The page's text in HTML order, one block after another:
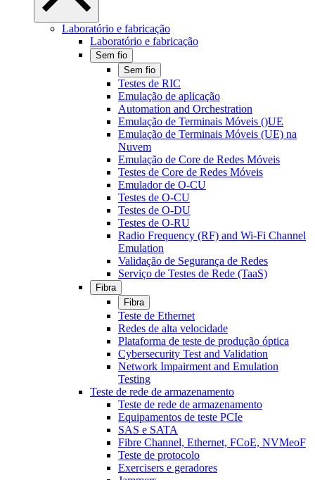
Laboratório e fabricação
Laboratório e fabricação
Sem fio
Sem fio
Testes de RIC
Emulação de aplicação
Automation and Orchestration
Emulação de Terminais Móveis ()UE
Emulação de Terminais Móveis (UE) na
Nuvem
Emulação de Core de Redes Móveis
Testes de Core de Redes Móveis
Emulador de O-CU
Testes de O-CU
Testes de O-DU
Testes de O-RU
Radio Frequency (RF) and Wi-Fi Channel
Emulation
Validação de Segurança de Redes
Serviço de Testes de Rede (TaaS)
Fibra
Fibra
Teste de Ethernet
Redes de alta velocidade
Plataforma de teste de produção óptica
Cybersecurity Test and Validation
Network Impairment and Emulation
Testing
Teste de rede de armazenamento
Teste de rede de armazenamento
Equipamentos de teste PCIe
SAS e SATA
Fibre Channel, Ethernet, FCoE, NVMeoF
Teste de protocolo
Exercisers e geradores